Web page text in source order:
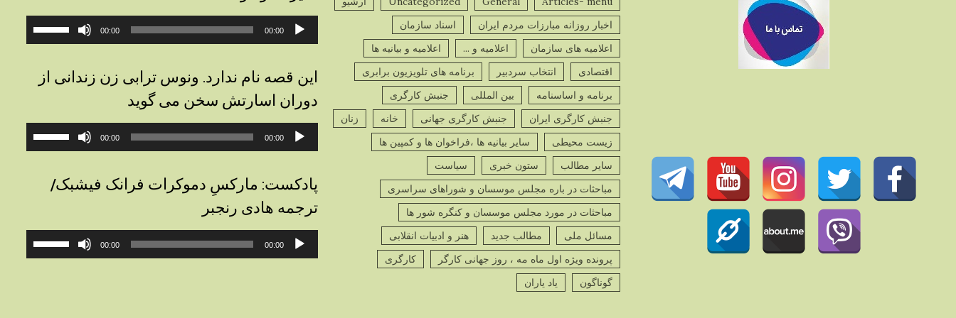
اخبار روزانه مبارزات مردم ایران
اسناد سازمان
اعلامیه های سازمان
اعلامیه و ...
اعلامیه و بیانیه ها
اقتصادی
انتخاب سردبیر
برنامه های تلویزیون برابری
برنامه و اساسنامه
بین المللی
جنبش کارگری
جنبش کارگری ایران
جنبش کارگری جهانی خانه
زنان
زیست محیطی
سایر بیانیه ها ،فراخوان ها و کمپین ها
سایر مطالب
ستون خبری
سیاست
مباحثات در باره مجلس موسسان و شوراهای سراسری
مباحثات در مورد مجلس موسسان و کنگره شور ها
مسائل ملی
مطالب جدید
هنر و ادبیات انقلابی
پرونده ویژه اول ماه مه ، روز جهانی کارگر
کارگری
گوناگون
یاد یاران
پخش‌کننده
صوت
00:00
00:00
بالا
این قصه نام ندارد. ونوس ترابی زن زندانی از
دوران اسارتش سخن می گوید
پخش‌کننده
صوت
00:00
00:00
بالا
پادکست: مارکسِ دموکرات فرانک فیشبک/
ترجمه هادی رنجبر
پخش‌کننده
صوت
00:00
00:00